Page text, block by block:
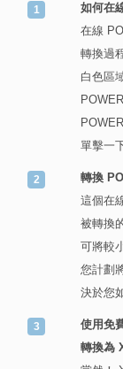
如何在
在線
轉換過
白色區
單擊一
轉換
這個在
被轉換
可將較
您計劃
決於您
使用免
轉換為